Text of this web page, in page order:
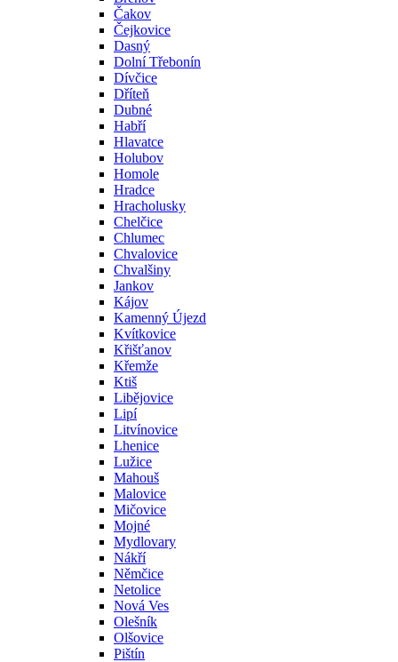
Čakov
Čejkovice
Dasný
Dolní Třebonín
Dívčice
Dříteň
Dubné
Habří
Hlavatce
Holubov
Homole
Hradce
Hracholusky
Chelčice
Chlumec
Chvalovice
Chvalšiny
Jankov
Kájov
Kamenný Újezd
Kvítkovice
Křišťanov
Křemže
Ktiš
Libějovice
Lipí
Litvínovice
Lhenice
Lužice
Mahouš
Malovice
Mičovice
Mojné
Mydlovary
Nákří
Němčice
Netolice
Nová Ves
Olešník
Olšovice
Pištín